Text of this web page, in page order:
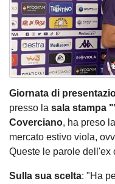
Giornata di
presso la sala stampa
Coverciano, ha preso
mercato estivo viola,
Queste le parole dell'ex
Sulla sua scelta: "Ha